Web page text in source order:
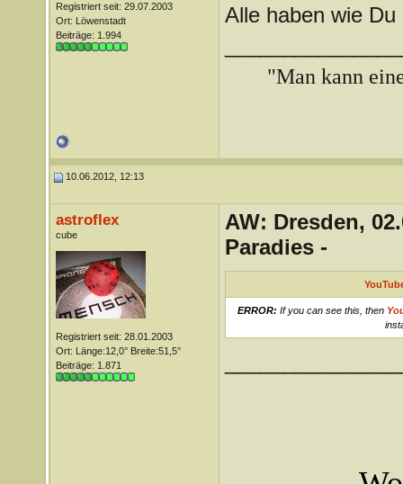
Registriert seit: 29.07.2003
Ort: Löwenstadt
Beiträge: 1.994
Alle haben wie
"Man kann
10.06.2012, 12:13
astroflex
cube
Registriert seit: 28.01.2003
Ort: Länge:12,0° Breite:51,5°
Beiträge: 1.871
AW: Dresden,
Paradies -
ERROR: If you can see this, then